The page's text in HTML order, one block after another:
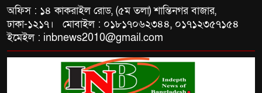
অফিস : ১৪ কাকরাইল রোড, (৫ম তলা) শান্তিনগর বাজার,
ঢাকা-১২১৭। মোবাইল : ০১৮১৭০৬২৩৪৪, ০১৭১২৩৫৭১৫৪
ইমেইল : inbnews2010@gmail.com